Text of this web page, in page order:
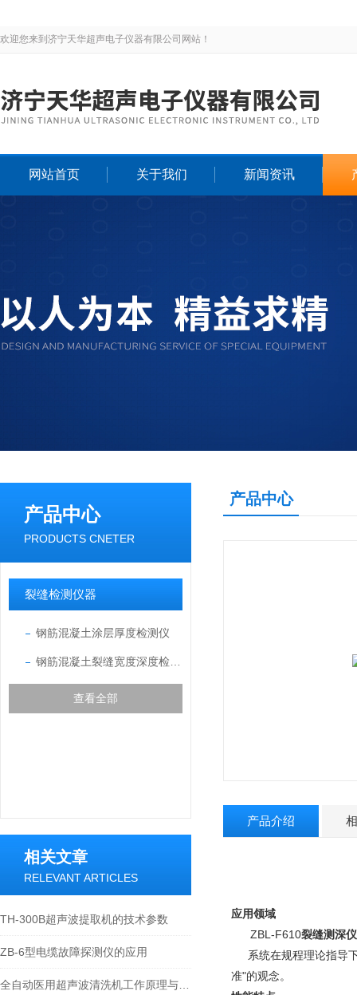
欢迎您来到济宁天华超声电子仪器有限公司网站！
网站首页 关于我们 新闻资讯
产品中心
PRODUCTS CNETER
裂缝检测仪器
钢筋混凝土涂层厚度检测仪
查看全部
相关文章
RELEVANT ARTICLES
TH-300B超声波提取机的技术参数
ZB-6型电缆故障探测仪的应用
产品中心
产品介绍
应用领域
ZBL-F610裂缝测深仪
系统在规程理论指导
准"的观念。